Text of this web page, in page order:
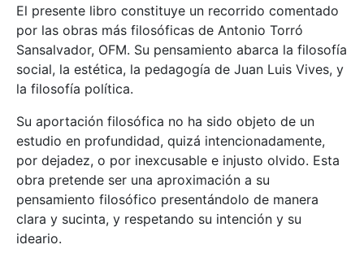
El presente libro constituye un recorrido comentado
por las obras más filosóficas de Antonio Torró
Sansalvador, OFM. Su pensamiento abarca la filosofía
social, la estética, la pedagogía de Juan Luis Vives, y
la filosofía política.
Su aportación filosófica no ha sido objeto de un
estudio en profundidad, quizá intencionadamente,
por dejadez, o por inexcusable e injusto olvido. Esta
obra pretende ser una aproximación a su
pensamiento filosófico presentándolo de manera
clara y sucinta, y respetando su intención y su
ideario.